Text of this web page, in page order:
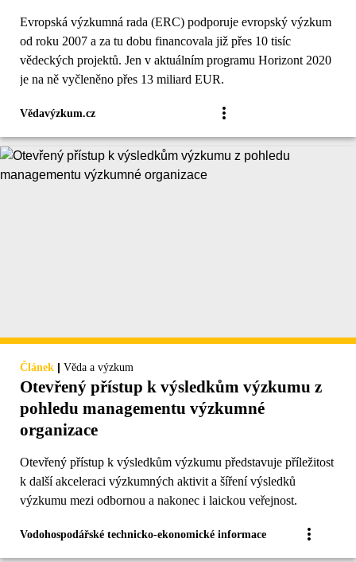
Evropská výzkumná rada (ERC) podporuje evropský výzkum
od roku 2007 a za tu dobu financovala již přes 10 tisíc
vědeckých projektů. Jen v aktuálním programu Horizont 2020
je na ně vyčleněno přes 13 miliard EUR.
Vědavýzkum.cz
Článek | Věda a výzkum
Otevřený přístup k výsledkům výzkumu z
pohledu managementu výzkumné
organizace
Otevřený přístup k výsledkům výzkumu představuje příležitost
k další akceleraci výzkumných aktivit a šíření výsledků
výzkumu mezi odbornou a nakonec i laickou veřejnost.
Vodohospodářské technicko-ekonomické informace